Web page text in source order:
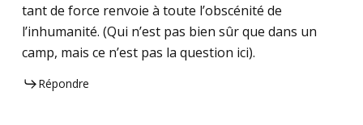
tant de force renvoie à toute l’obscénité de
l’inhumanité. (Qui n’est pas bien sûr que dans un
camp, mais ce n’est pas la question ici).
Répondre